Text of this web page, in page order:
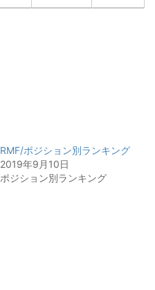
RMF/ポジション別ランキング
2019年9月10日
ポジション別ランキング